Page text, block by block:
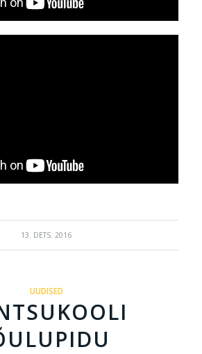
13. DETS. 2016
UUDISED